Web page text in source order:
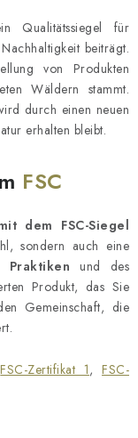
Qualitätssiegel für
beiträgt.
von Produkten
Wäldern stammt.
durch einen neuen
erhalten bleibt.
FSC
dem FSC-Siegel
sondern auch eine
Praktiken und des
Produkt, das Sie
Gemeinschaft, die
FSC-Zertifikat 1,FSC-